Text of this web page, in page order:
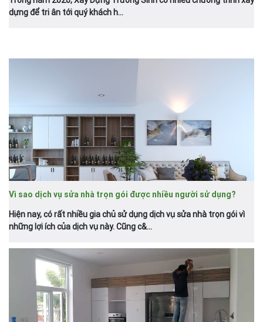
dựng để tri ân tới quý khách h...
Vì sao dịch vụ sửa nhà trọn gói được nhiều người sử dụng?
Hiện nay, có rất nhiều gia chủ sử dụng dịch vụ sửa nhà trọn gói vì
những lợi ích của dịch vụ này. Cũng c&...